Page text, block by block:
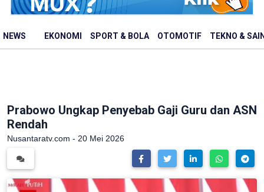
NEWS EKONOMI SPORT & BOLA OTOMOTIF TEKNO &
Prabowo Ungkap Penyebab Gaji Guru dan ASN
Rendah
Nusantaratv.com - 20 Mei 2026